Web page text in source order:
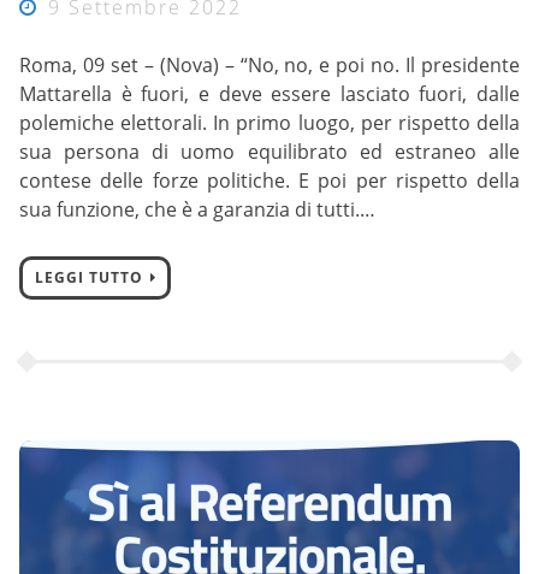
9 Settembre 2022
Roma, 09 set – (Nova) – “No, no, e poi no. Il presidente
Mattarella è fuori, e deve essere lasciato fuori, dalle
polemiche elettorali. In primo luogo, per rispetto della
sua persona di uomo equilibrato ed estraneo alle
contese delle forze politiche. E poi per rispetto della
sua funzione, che è a garanzia di tutti.…
LEGGI TUTTO